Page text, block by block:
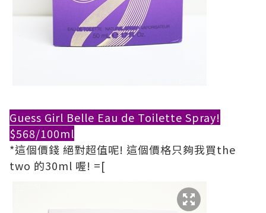
Guess Girl Belle Eau de Toilette Spray!
$568/100ml
*這個價錢 絕對超值呢! 這個價格只夠我買the
two 的30ml 喔! =[